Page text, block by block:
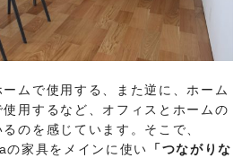
ムで使用する、また逆に、ホーム
用するなど、オフィスとホームの
のを感じています。そこで、
の家具をメインに使い
「つながりな